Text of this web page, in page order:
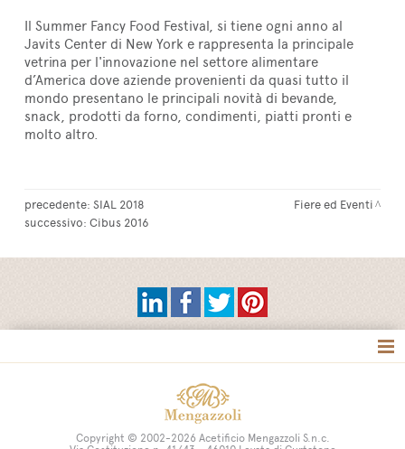
Il Summer Fancy Food Festival, si tiene ogni anno al
Javits Center di New York e rappresenta la principale
vetrina per l'innovazione nel settore alimentare
d’America dove aziende provenienti da quasi tutto il
mondo presentano le principali novità di bevande,
snack, prodotti da forno, condimenti, piatti pronti e
molto altro.
precedente: SIAL 2018
successivo: Cibus 2016
Fiere ed Eventi
Copyright © 2002-2026 Acetificio Mengazzoli S.n.c.